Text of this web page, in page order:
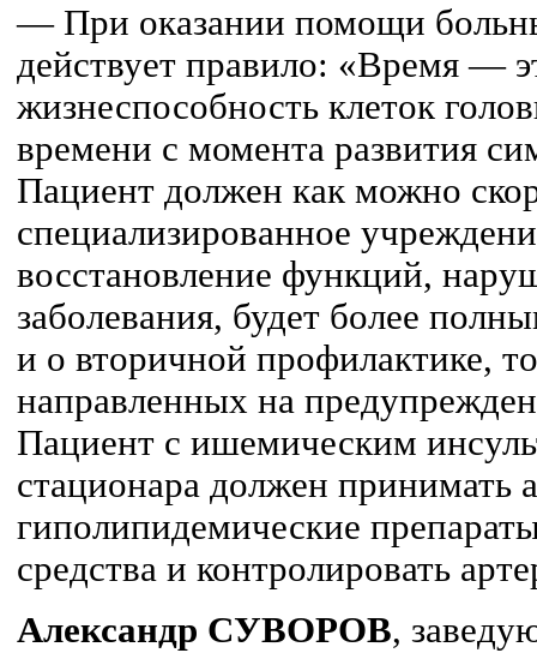
— При оказании помощи
действует правило: «Время —
жизнеспособность клеток
времени с момента развития
Пациент должен как можно
специализированное
восстановление функций,
заболевания, будет более
и о вторичной профилактике,
направленных на
Пациент с ишемическим
стационара должен принимать
гиполипидемические
средства и контролировать
Александр СУВОРОВ,